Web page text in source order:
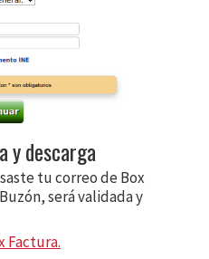
y descarga
tu correo de Box
será validada y
Factura.